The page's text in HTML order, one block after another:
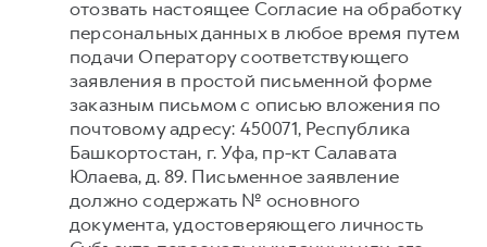
отозвать настоящее Согласие на обработку
персональных данных в любое время путем
подачи Оператору соответствующего
заявления в простой письменной форме
заказным письмом с описью вложения по
почтовому адресу: 450071, Республика
Башкортостан, г. Уфа, пр-кт Салавата
Юлаева, д. 89. Письменное заявление
должно содержать № основного
документа, удостоверяющего личность